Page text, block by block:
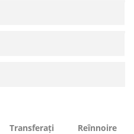
Transferați Reînnoire